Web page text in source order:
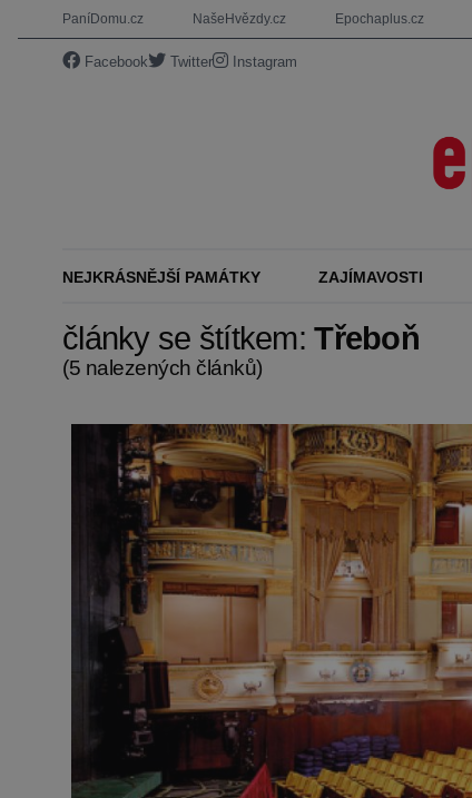
PaníDomu.cz NašeHvězdy.cz Epochaplus.cz
Facebook Twitter Instagram
NEJKRÁSNĚJŠÍ PAMÁTKY ZAJÍMAVOSTI
články se štítkem:Třeboň
(5 nalezených článků)